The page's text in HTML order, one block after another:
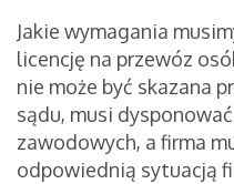
Jakie wymagania
licencję na przewóz
nie może być skazana
sądu, musi
zawodowych, a firma
odpowiednią sytuacją